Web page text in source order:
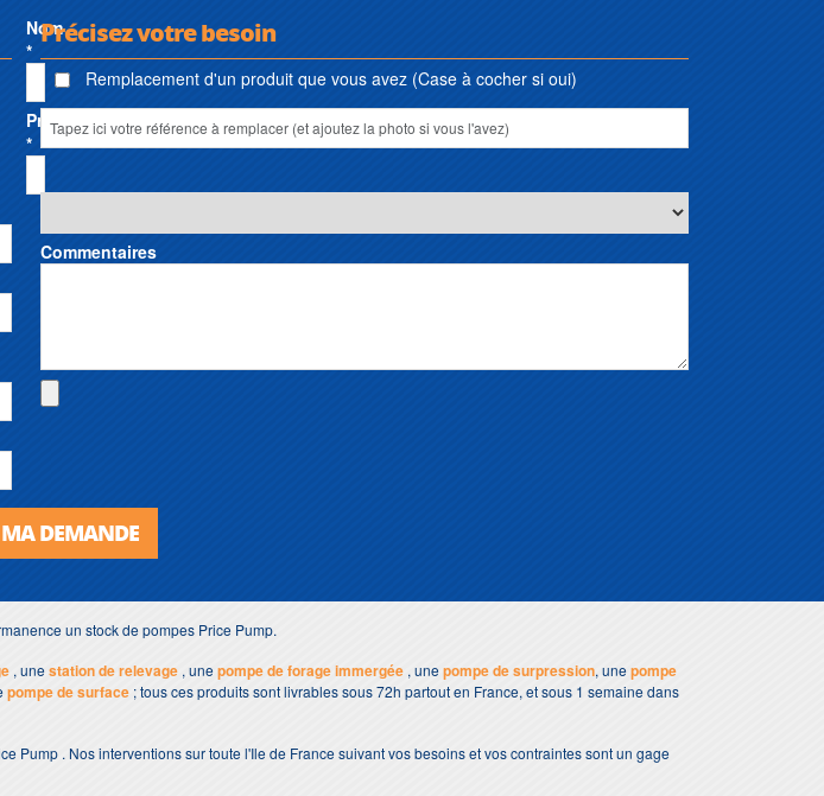
Nom
*
Prénom
*
Précisez votre besoin
Remplacement d'un produit que vous avez (Case à cocher si oui)
Commentaires
DEMANDE
un stock de pompes Price Pump.
, unestation de relevage , unepompe de forage immergée , unepompe de surpression, unepompe
pompe de surface ; tous ces produits sont livrables sous 72h partout en France, et sous 1 semaine dans
. Nos interventions sur toute l'Ile de France suivant vos besoins et vos contraintes sont un gage